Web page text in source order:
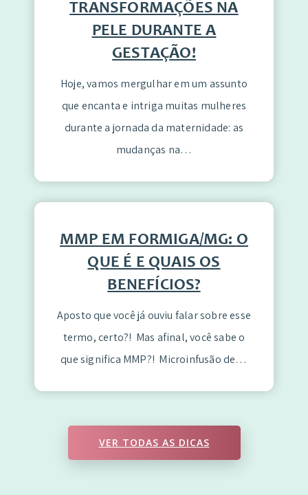
TRANSFORMAÇÕES NA
PELE DURANTE A
GESTAÇÃO!
Hoje, vamos mergulhar em um assunto
que encanta e intriga muitas mulheres
durante a jornada da maternidade: as
mudanças na…
MMP EM FORMIGA/MG: O
QUE É E QUAIS OS
BENEFÍCIOS?
Aposto que você já ouviu falar sobre esse
termo, certo?! Mas afinal, você sabe o
que significa MMP?! Microinfusão de…
VER TODAS AS DICAS